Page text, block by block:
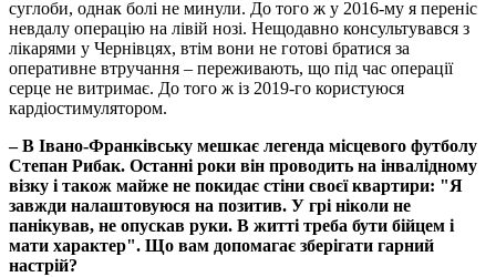
суглоби, однак болі не минули. До того ж у 2016-му я переніс
невдалу операцію на лівій нозі. Нещодавно консультувався з
лікарями у Чернівцях, втім вони не готові братися за
оперативне втручання – переживають, що під час операції
серце не витримає. До того ж із 2019-го користуюся
кардіостимулятором.
– В Івано-Франківську мешкає легенда місцевого футболу
Степан Рибак. Останні роки він проводить на інвалідному
візку і також майже не покидає стіни своєї квартири: "Я
завжди налаштовуюся на позитив. У грі ніколи не
панікував, не опускав руки. В житті треба бути бійцем і
мати характер". Що вам допомагає зберігати гарний
настрій?